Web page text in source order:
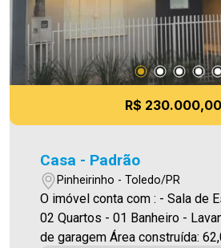
R$
Casa - Padrão
Pinheirinho - Toledo/PR
O imóvel conta com : - Sala de
02 Quartos - 01 Banheiro -
de garagem Área construída: 62,00m² Área